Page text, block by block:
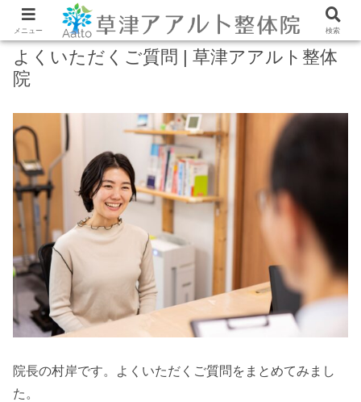
よくいただくご質問 | 草津アアルト整体
院
院長の村岸です。よくいただくご質問をまとめてみまし
た。
メニュー 検索